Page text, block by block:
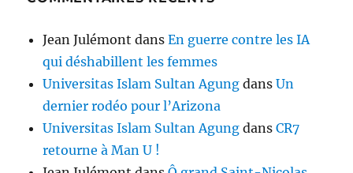
Jean Julémont dansEn guerre contre les IA
qui déshabillent les femmes
Universitas Islam Sultan Agung dansUn
dernier rodéo pour l’Arizona
Universitas Islam Sultan Agung dansCR7
retourne à Man U !